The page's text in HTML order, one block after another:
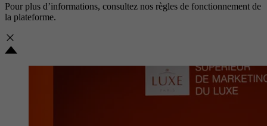
Pour plus d’informations, consultez nos règles de fonctionnement de
la plateforme.